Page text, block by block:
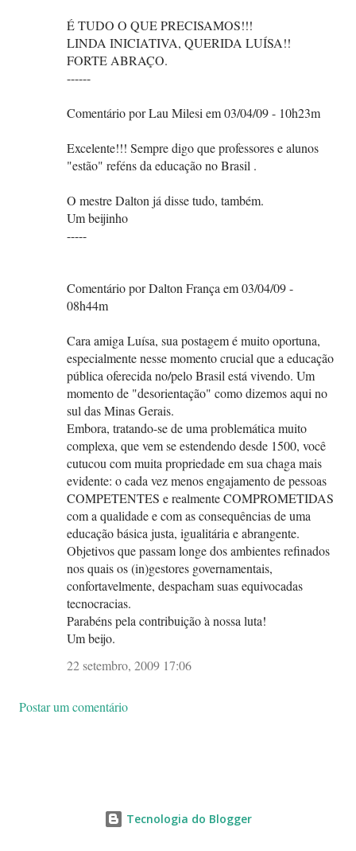
É TUDO O QUE PRECISAMOS!!!
LINDA INICIATIVA, QUERIDA LUÍSA!!
FORTE ABRAÇO.
------
Comentário por Lau Milesi em 03/04/09 - 10h23m
Excelente!!! Sempre digo que professores e alunos
"estão" reféns da educação no Brasil .
O mestre Dalton já disse tudo, também.
Um beijinho
-----
Comentário por Dalton França em 03/04/09 -
08h44m
Cara amiga Luísa, sua postagem é muito oportuna,
especialmente nesse momento crucial que a educação
pública oferecida no/pelo Brasil está vivendo. Um
momento de "desorientação" como dizemos aqui no
sul das Minas Gerais.
Embora, tratando-se de uma problemática muito
complexa, que vem se estendendo desde 1500, você
cutucou com muita propriedade em sua chaga mais
evidente: o cada vez menos engajamento de pessoas
COMPETENTES e realmente COMPROMETIDAS
com a qualidade e com as consequências de uma
educação básica justa, igualitária e abrangente.
Objetivos que passam longe dos ambientes refinados
nos quais os (in)gestores governamentais,
confortavelmente, despacham suas equivocadas
tecnocracias.
Parabéns pela contribuição à nossa luta!
Um beijo.
22 setembro, 2009 17:06
Postar um comentário
Tecnologia do Blogger